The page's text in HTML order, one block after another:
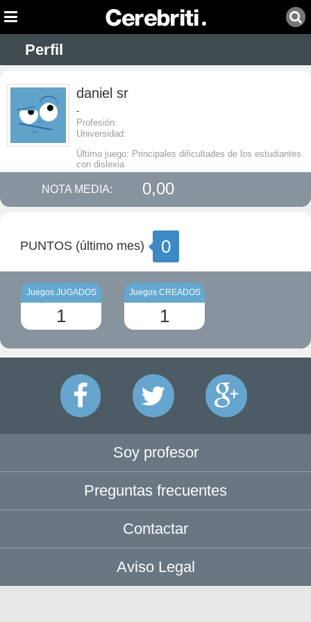
Perfil
daniel sr
-
Profesión:
Universidad:
Último juego: Principales dificultades de los estudiantes
con dislexia
NOTA MEDIA: 0,00
PUNTOS (último mes) 0
Juegos JUGADOS
1
Juegos CREADOS
1
Soy profesor
Preguntas frecuentes
Contactar
Aviso Legal